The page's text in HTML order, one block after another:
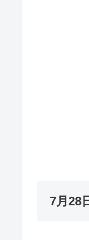
7月28